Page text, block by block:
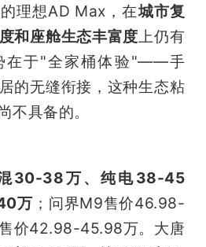
理想AD Max，在城市复
和座舱生态丰富度上仍有
在于"全家桶体验"——手
的无缝衔接，这种生态粘
不具备的。
30-38万、纯电38-45
万 ；问界M9售价46.98-
价42.98-45.98万。大唐